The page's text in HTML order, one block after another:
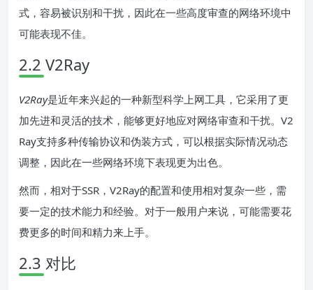
式，容易被识别和干扰，因此在一些高度审查的网络环境中
可能表现不佳。
2.2 V2Ray
V2Ray是近年来兴起的一种新型科学上网工具，它采用了更
加先进和灵活的技术，能够更好地应对网络审查和干扰。V2
Ray支持多种传输协议和伪装方式，可以根据实际情况动态
调整，因此在一些网络环境下表现更为出色。
然而，相对于SSR，V2Ray的配置和使用相对复杂一些，需
要一定的技术能力和经验。对于一般用户来说，可能需要花
费更多的时间和精力来上手。
2.3 对比